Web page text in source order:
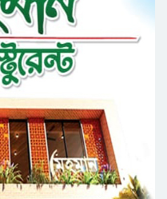
উদ্যোগে সিলেটে বৃক্ষ রোপনের
প্রাণ গেল যুবকের
রচনা ও আবৃত্তি
বিতরণী অনুষ্ঠিত
দিবস উপলক্ষে